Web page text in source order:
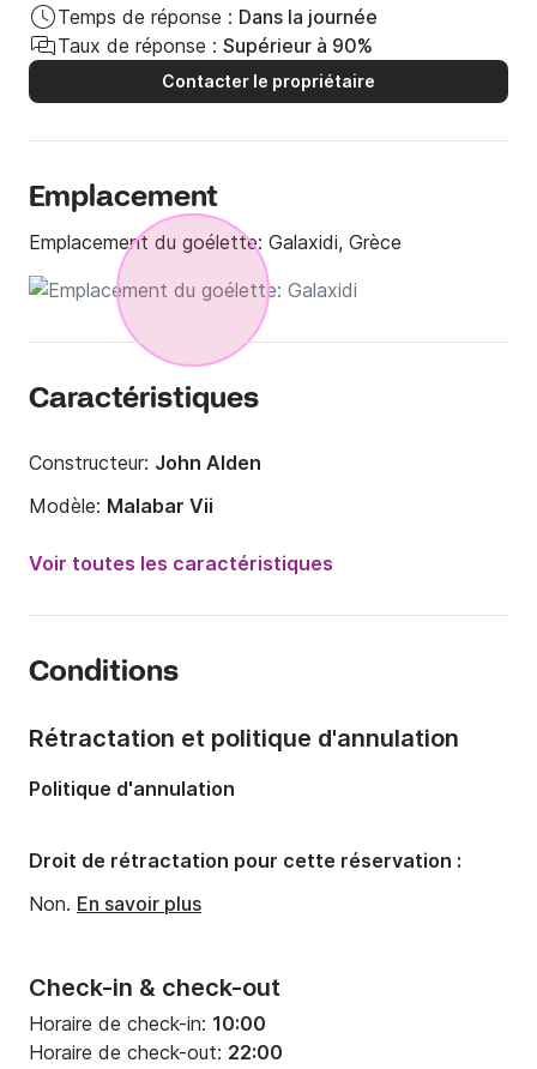
Temps de réponse : Dans la journée
Taux de réponse : Supérieur à 90%
Contacter le propriétaire
Emplacement
Emplacement du goélette: Galaxidi, Grèce
Caractéristiques
Constructeur: John Alden
Modèle: Malabar Vii
Année:
1927 (Rénové en 2003)
Nombre de couchages:
Nombre de salles de bains:
Tirant d'eau:0m
Puissance moteur:75cv
Voir toutes les caractéristiques
Conditions
Check-in & check-out
Horaire de check-in: 10:00
Horaire de check-out: 22:00
Rétractation et politique d'annulation
Politique d'annulation
Droit de rétractation pour cette réservation :
Non. En savoir plus